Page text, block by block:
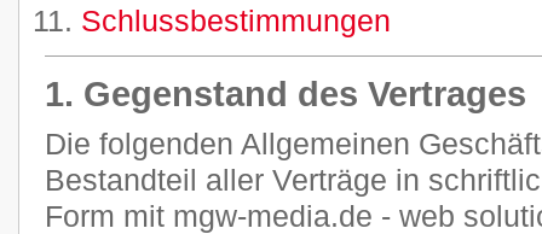
Schlussbestimmungen
1. Gegenstand des Vertrages
Die folgenden Allgemeinen
Bestandteil aller Verträge in
Form mit mgw-media.de - web